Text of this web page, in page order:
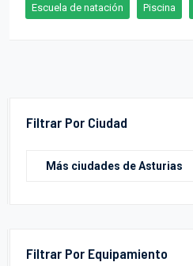
Filtrar Por Ciudad
Filtrar Por Equipamiento
Escuela de natación Piscina